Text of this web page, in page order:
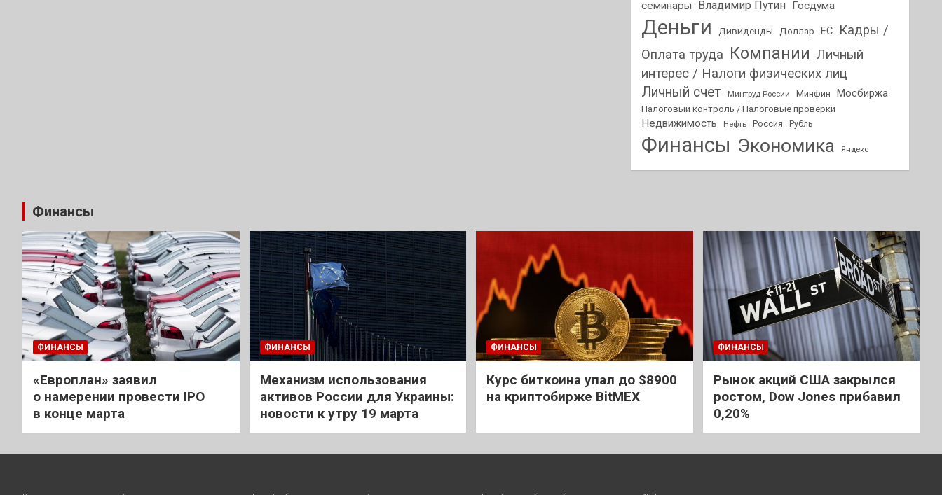
семинары
Владимир Путин Госдума
Деньги Дивиденды Доллар ЕС
Кадры /
Оплата труда Компании Личный
интерес / Налоги физических лиц
Личный счет Минтруд России Минфин Мосбиржа
Налоговый контроль / Налоговые проверки
Недвижимость Нефть Россия Рубль
Финансы Экономика Яндекс
Финансы
ФИНАНСЫ
«Европлан» заявил
о намерении провести IPO
в конце марта
ФИНАНСЫ
Механизм использования
активов России для Украины:
новости к утру 19 марта
ФИНАНСЫ
Курс биткоина упал до $8900
на криптобирже BitMEX
ФИНАНСЫ
Рынок акций США закрылся
ростом, Dow Jones прибавил
0,20%